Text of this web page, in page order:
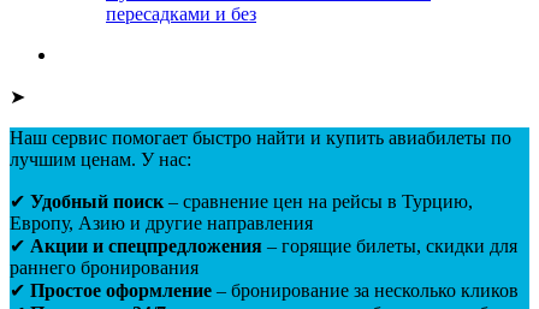
пересадками и без
➤
Наш сервис помогает быстро найти и купить авиабилеты по
лучшим ценам. У нас:
✔ Удобный поиск– сравнение цен на рейсы в Турцию,
Европу, Азию и другие направления
✔ Акции и спецпредложения – горящие билеты, скидки для
раннего бронирования
✔ Простое оформление – бронирование за несколько кликов